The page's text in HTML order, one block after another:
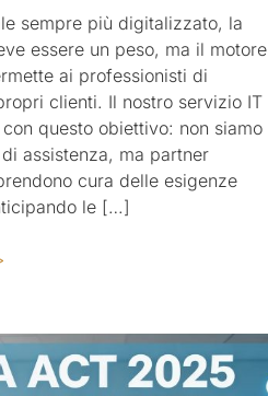
sempre più digitalizzato, la
essere un peso, ma il motore
ai professionisti di
clienti. Il nostro servizio IT
questo obiettivo: non siamo
assistenza, ma partner
cura delle esigenze
le […]